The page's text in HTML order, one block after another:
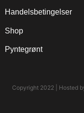
Handelsbetingelser
Shop
Pyntegrønt
Copyright 2022 | Hosted